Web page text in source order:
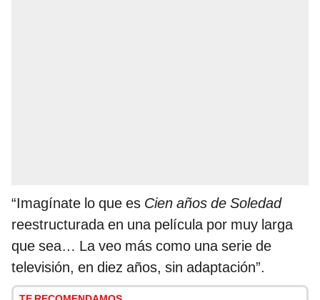
“Imagínate lo que es Cien años de Soledad
reestructurada en una película por muy larga
que sea… La veo más como una serie de
televisión, en diez años, sin adaptación”.